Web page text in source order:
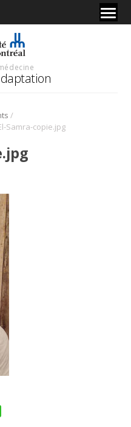
/
Samra-copie.jpg